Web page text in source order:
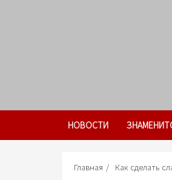
НОВОСТИ
Главная Как сделать